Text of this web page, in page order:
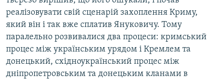
реалізовувати свій сценарій захоплення Криму,
який він і так вже сплатив Януковичу. Тому
паралельно розвивалися два процеси: кримський
процес між українським урядом і Кремлем та
донецький, східноукраїнський процес між
дніпропетровським та донецьким кланами в